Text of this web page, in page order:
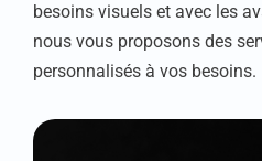
besoins visuels et avec les
nous vous proposons des
personnalisés à vos besoins.